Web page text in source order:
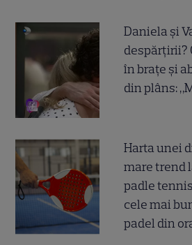
Daniela și
despărțirii?
în brațe și
din plâns:
Harta unei
mare trend
padle
cele mai
padel din